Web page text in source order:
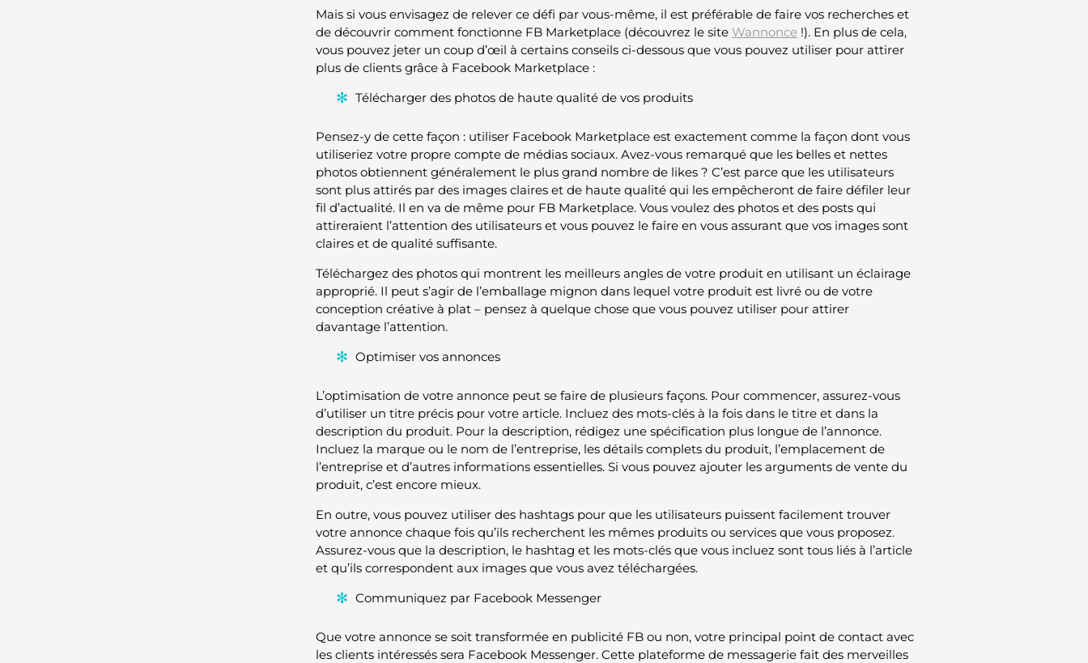
Mais si vous envisagez de relever ce défi par vous-même, il est préférable de faire vos recherches et
de découvrir comment fonctionne FB Marketplace (découvrez le site Wannonce!). En plus de cela,
vous pouvez jeter un coup d’œil à certains conseils ci-dessous que vous pouvez utiliser pour attirer
plus de clients grâce à Facebook Marketplace :
Télécharger des photos de haute qualité de vos produits
Pensez-y de cette façon : utiliser Facebook Marketplace est exactement comme la façon dont vous
utiliseriez votre propre compte de médias sociaux. Avez-vous remarqué que les belles et nettes
photos obtiennent généralement le plus grand nombre de likes ? C’est parce que les utilisateurs
sont plus attirés par des images claires et de haute qualité qui les empêcheront de faire défiler leur
fil d’actualité. Il en va de même pour FB Marketplace. Vous voulez des photos et des posts qui
attireraient l’attention des utilisateurs et vous pouvez le faire en vous assurant que vos images sont
claires et de qualité suffisante.
Téléchargez des photos qui montrent les meilleurs angles de votre produit en utilisant un éclairage
approprié. Il peut s’agir de l’emballage mignon dans lequel votre produit est livré ou de votre
conception créative à plat – pensez à quelque chose que vous pouvez utiliser pour attirer
davantage l’attention.
Optimiser vos annonces
L’optimisation de votre annonce peut se faire de plusieurs façons. Pour commencer, assurez-vous
d’utiliser un titre précis pour votre article. Incluez des mots-clés à la fois dans le titre et dans la
description du produit. Pour la description, rédigez une spécification plus longue de l’annonce.
Incluez la marque ou le nom de l’entreprise, les détails complets du produit, l’emplacement de
l’entreprise et d’autres informations essentielles. Si vous pouvez ajouter les arguments de vente du
produit, c’est encore mieux.
En outre, vous pouvez utiliser des hashtags pour que les utilisateurs puissent facilement trouver
votre annonce chaque fois qu’ils recherchent les mêmes produits ou services que vous proposez.
Assurez-vous que la description, le hashtag et les mots-clés que vous incluez sont tous liés à l’article
et qu’ils correspondent aux images que vous avez téléchargées.
Communiquez par Facebook Messenger
Que votre annonce se soit transformée en publicité FB ou non, votre principal point de contact avec
les clients intéressés sera Facebook Messenger. Cette plateforme de messagerie fait des merveilles